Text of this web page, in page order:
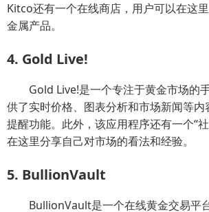
Kitco还有一个在线商店，用户可以在这
金属产品。
4. Gold Live!
Gold Live!是一个专注于黄金市场的
供了实时价格、图表分析和市场新闻等内
提醒功能。此外，该应用程序还有一个“
在这里分享自己对市场的看法和经验。
5. BullionVault
BullionVault是一个在线黄金交易平